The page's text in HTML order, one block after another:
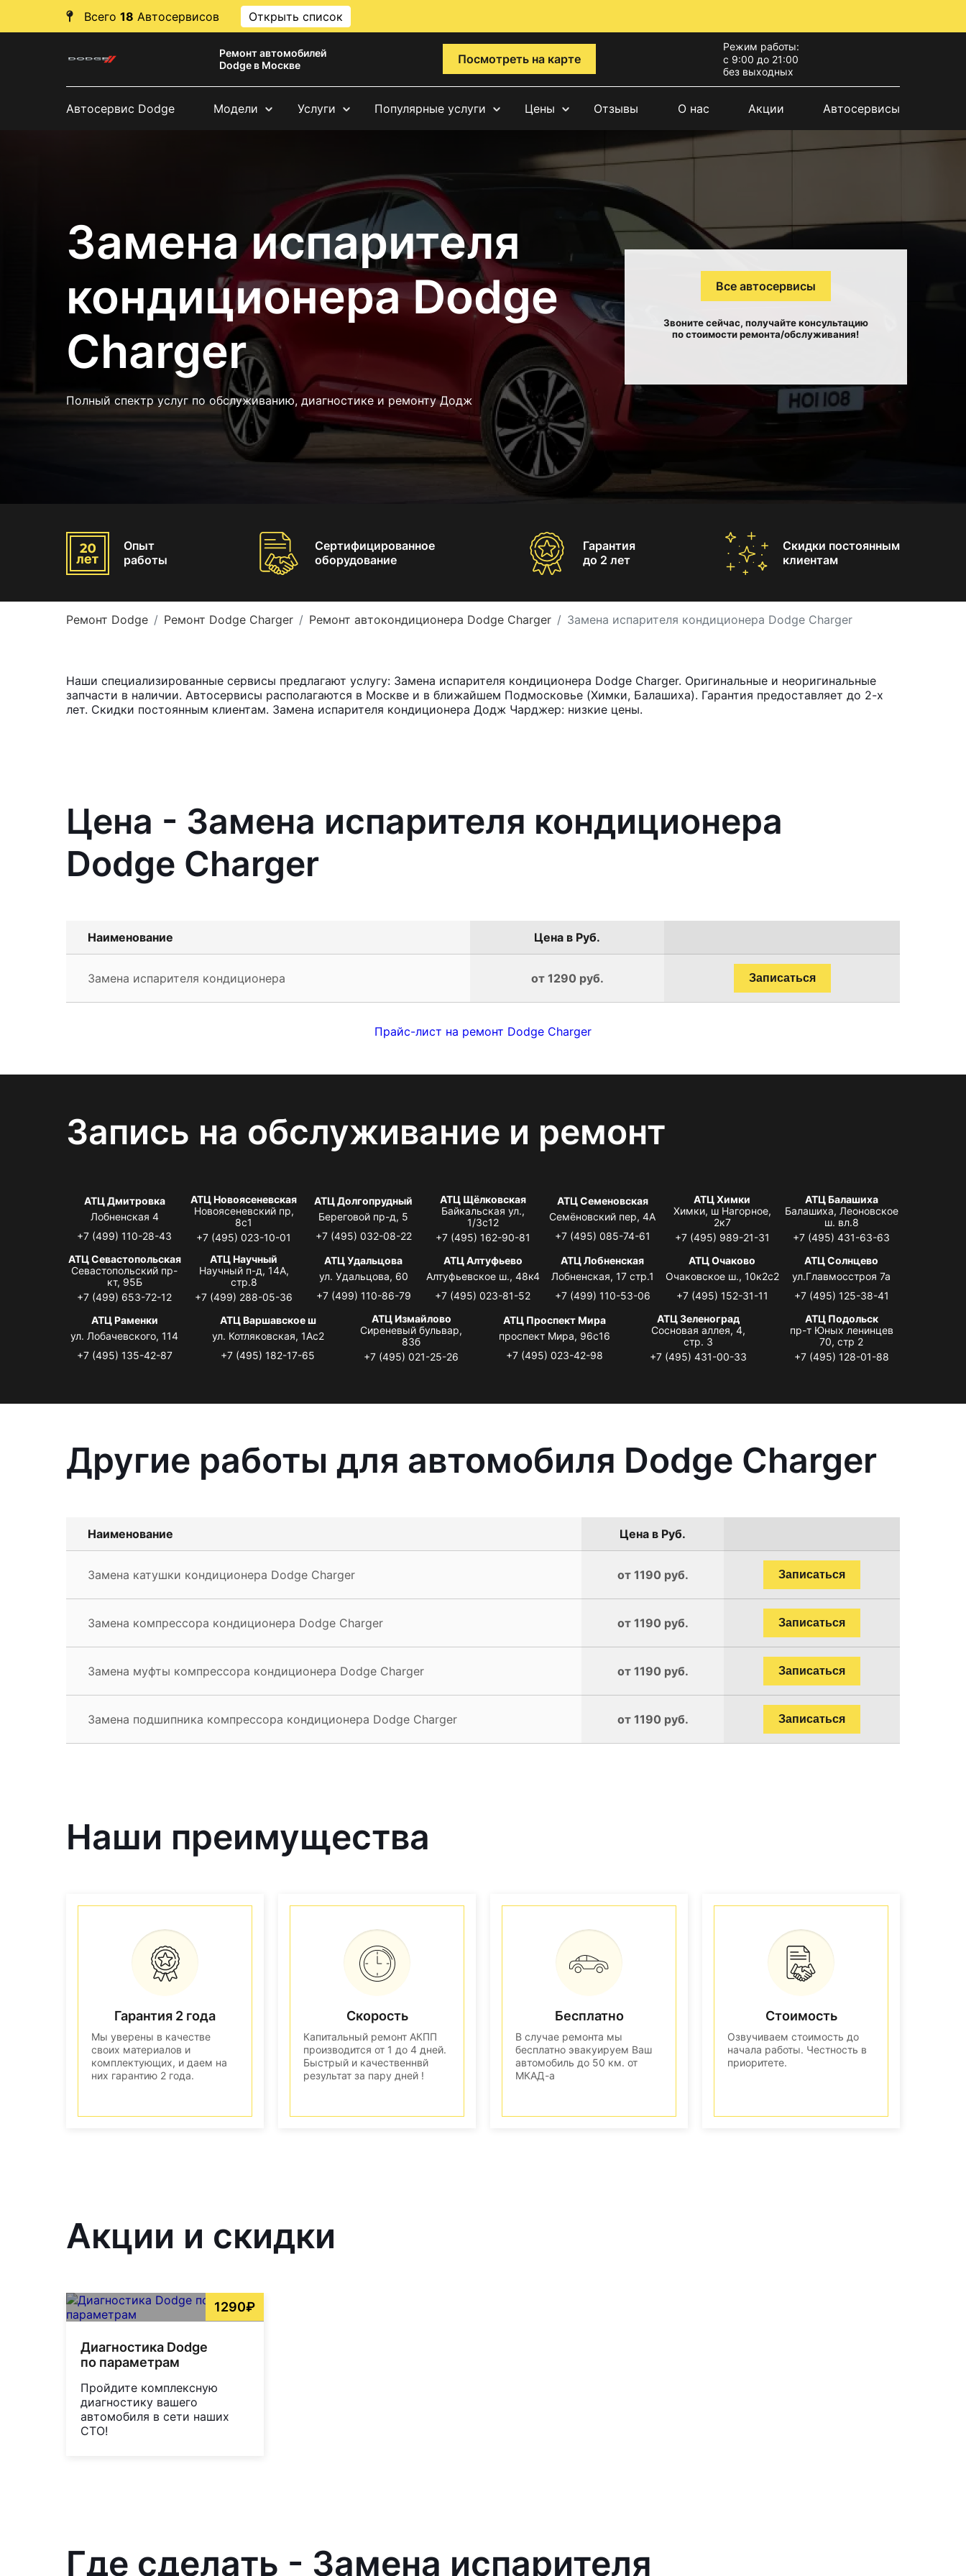
Всего 18 Автосервисов Открыть список
Ремонт автомобилей
Dodge в Москве
Посмотреть на карте
Режим работы:
с 9:00 до 21:00
без выходных
Автосервис Dodge Модели Услуги Популярные услуги Цены Отзывы О нас Акции Автосервисы
Замена испарителя
кондиционера Dodge
Charger
Полный спектр услуг по обслуживанию, диагностике и ремонту Додж
Все автосервисы
Звоните сейчас, получайте консультацию
по стоимости ремонта/обслуживания!
Опыт
работы
Сертифицированное
оборудование
Гарантия
до 2 лет
Скидки постоянным
клиентам
Ремонт Dodge Ремонт Dodge Charger Ремонт автокондиционера Dodge Charger Замена испарителя кондиционера Dodge Charger
Наши специализированные сервисы предлагают услугу: Замена испарителя кондиционера Dodge Charger. Оригинальные и неоригинальные
запчасти в наличии. Автосервисы располагаются в Москве и в ближайшем Подмосковье (Химки, Балашиха). Гарантия предоставляет до 2-х
лет. Скидки постоянным клиентам. Замена испарителя кондиционера Додж Чарджер: низкие цены.
Цена - Замена испарителя кондиционера
Dodge Charger
Наименование Цена в Руб.
Замена испарителя кондиционера от 1290 руб. Записаться
Прайс-лист на ремонт Dodge Charger
Запись на обслуживание и ремонт
АТЦ Дмитровка
Лобненская 4
+7 (499) 110-28-43
АТЦ Новоясеневская
Новоясеневский пр,
8с1
+7 (495) 023-10-01
АТЦ Долгопрудный
Береговой пр-д, 5
+7 (495) 032-08-22
АТЦ Щёлковская
Байкальская ул.,
1/3с12
+7 (495) 162-90-81
АТЦ Семеновская
Семёновский пер, 4А
+7 (495) 085-74-61
АТЦ Химки
Химки, ш Нагорное,
2к7
+7 (495) 989-21-31
АТЦ Балашиха
Балашиха, Леоновское
ш. вл.8
+7 (495) 431-63-63
АТЦ Севастопольская
Севастопольский пр-
кт, 95Б
+7 (499) 653-72-12
АТЦ Научный
Научный п-д, 14А,
стр.8
+7 (499) 288-05-36
АТЦ Удальцова
ул. Удальцова, 60
+7 (499) 110-86-79
АТЦ Алтуфьево
Алтуфьевское ш., 48к4
+7 (495) 023-81-52
АТЦ Лобненская
Лобненская, 17 стр.1
+7 (499) 110-53-06
АТЦ Очаково
Очаковское ш., 10к2с2
+7 (495) 152-31-11
АТЦ Солнцево
ул.Главмосстроя 7а
+7 (495) 125-38-41
АТЦ Раменки
ул. Лобачевского, 114
+7 (495) 135-42-87
АТЦ Варшавское ш
ул. Котляковская, 1Ас2
+7 (495) 182-17-65
АТЦ Измайлово
Сиреневый бульвар,
83б
+7 (495) 021-25-26
АТЦ Проспект Мира
проспект Мира, 96с16
+7 (495) 023-42-98
АТЦ Зеленоград
Сосновая аллея, 4,
стр. 3
+7 (495) 431-00-33
АТЦ Подольск
пр-т Юных ленинцев
70, стр 2
+7 (495) 128-01-88
Другие работы для автомобиля Dodge Charger
Наименование Цена в Руб.
Замена катушки кондиционера Dodge Charger от 1190 руб. Записаться
Замена компрессора кондиционера Dodge Charger от 1190 руб. Записаться
Замена муфты компрессора кондиционера Dodge Charger от 1190 руб. Записаться
Замена подшипника компрессора кондиционера Dodge Charger от 1190 руб. Записаться
Наши преимущества
Гарантия 2 года
Мы уверены в качестве
своих материалов и
комплектующих, и даем на
них гарантию 2 года.
Скорость
Капитальный ремонт АКПП
производится от 1 до 4 дней.
Быстрый и качественнвй
результат за пару дней !
Бесплатно
В случае ремонта мы
бесплатно эвакуируем Ваш
автомобиль до 50 км. от
МКАД-а
Стоимость
Озвучиваем стоимость до
начала работы. Честность в
приоритете.
Акции и скидки
1290₽
Диагностика Dodge
по параметрам
Пройдите комплексную
диагностику вашего
автомобиля в сети наших
СТО!
Где сделать - Замена испарителя